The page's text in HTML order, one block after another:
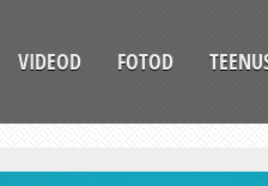
VIDEOD FOTOD